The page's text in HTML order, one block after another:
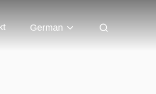
German